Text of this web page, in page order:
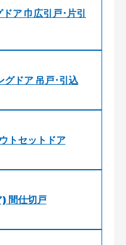
ア 巾広引戸･片引
ドア 吊戸･引込
トセットドア
間仕切戸